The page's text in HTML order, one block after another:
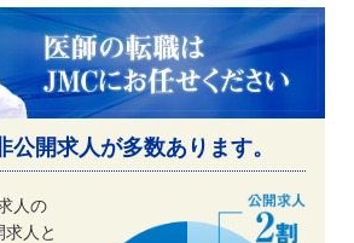
公開求人が多数あります。
人の
求人と